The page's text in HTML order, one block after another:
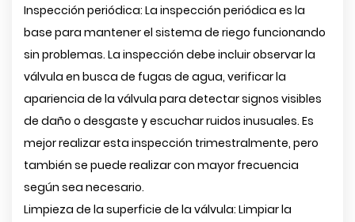
Inspección periódica: La inspección periódica es la
base para mantener el sistema de riego funcionando
sin problemas. La inspección debe incluir observar la
válvula en busca de fugas de agua, verificar la
apariencia de la válvula para detectar signos visibles
de daño o desgaste y escuchar ruidos inusuales. Es
mejor realizar esta inspección trimestralmente, pero
también se puede realizar con mayor frecuencia
según sea necesario.
Limpieza de la superficie de la válvula: Limpiar la